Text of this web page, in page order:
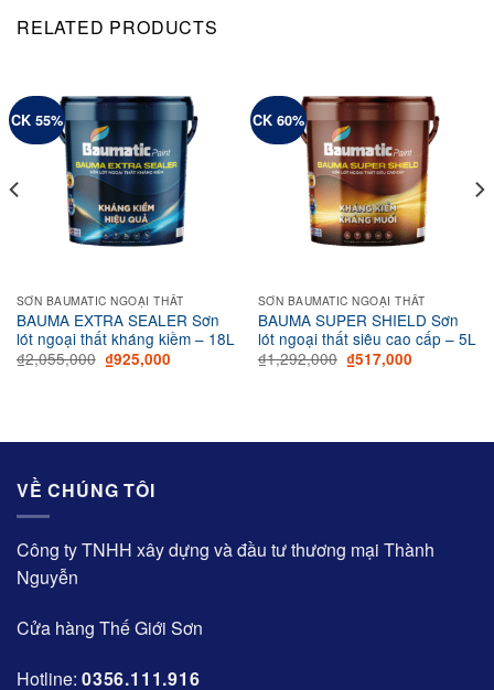
RELATED PRODUCTS
CK 55%
SƠN BAUMATIC NGOẠI THẤT
BAUMA EXTRA SEALER Sơn
lót ngoại thất kháng kiềm – 18L
₫2,055,000 Original
price
₫925,000Current
price
CK 60%
SƠN BAUMATIC NGOẠI THẤT
BAUMA SUPER SHIELD Sơn
lót ngoại thất siêu cao cấp – 5L
₫1,292,000 Original
price
₫517,000Current
price
VỀ CHÚNG TÔI
Công ty TNHH xây dựng và đầu tư thương mại Thành
Nguyễn
Cửa hàng Thế Giới Sơn
Hotline: 0356.111.916